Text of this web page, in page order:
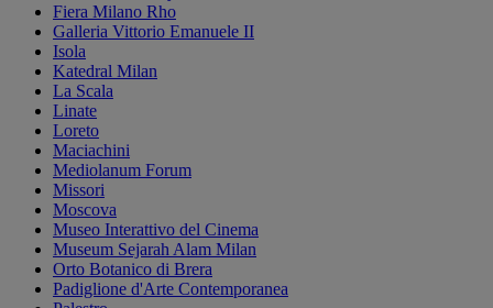
Fiera Milano Rho
Galleria Vittorio Emanuele II
Isola
Katedral Milan
La Scala
Linate
Loreto
Maciachini
Mediolanum Forum
Missori
Moscova
Museo Interattivo del Cinema
Museum Sejarah Alam Milan
Orto Botanico di Brera
Padiglione d'Arte Contemporanea